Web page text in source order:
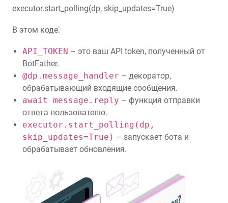
executor.start_polling(dp, skip_updates=True)
В этом коде⁚
API_TOKEN – это ваш API token, полученный от
BotFather.
@dp.message_handler – декоратор,
обрабатывающий входящие сообщения.
await message.reply – функция отправки
ответа пользователю.
executor.start_polling(dp,
skip_updates=True) – запускает бота и
обрабатывает обновления.